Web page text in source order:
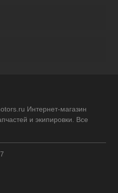
Интернет-магазин
и экипировки. Все